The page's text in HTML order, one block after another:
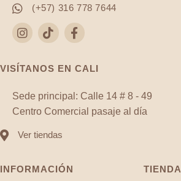
(+57) 316 778 7644
VISÍTANOS EN CALI
Sede principal: Calle 14 # 8 - 49
Centro Comercial pasaje al día
Ver tiendas
INFORMACIÓN
TIENDA